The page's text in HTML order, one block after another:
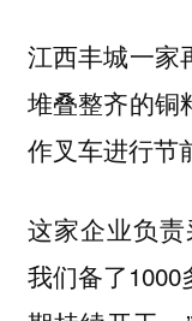
江西丰城一家
堆叠整齐的铜
作叉车进行节
这家企业负
我们备了